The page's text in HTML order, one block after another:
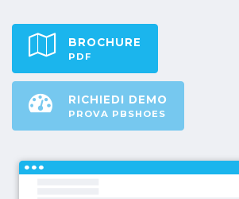
BROCHURE
PDF
RICHIEDI DEMO
PROVA PBSHOES